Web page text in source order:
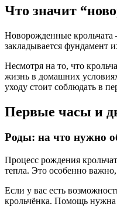
Что значит
Новорожденные крольчата
закладывается фундамент
Несмотря на то, что
жизнь в домашних
уходу стоит соблюдать в
Первые часы и
Роды: на что нужно
Процесс рождения
тепла. Это особенно
Если у вас есть
крольчёнка. Помощь нужна